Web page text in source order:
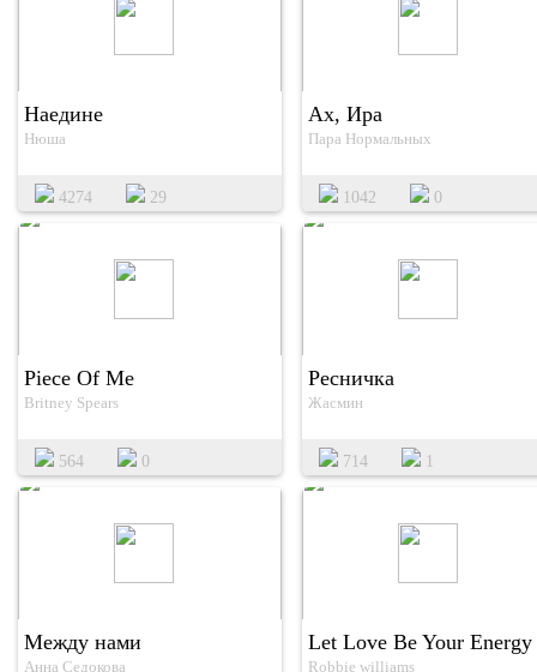
Наедине
Нюша
4274 29
Ах, Ира
Пара Нормальных
1042 0
Piece Of Me
Britney Spears
564 0
Ресничка
Жасмин
714 1
Между нами
Анна Седокова
Let Love Be Your Energy
Robbie williams